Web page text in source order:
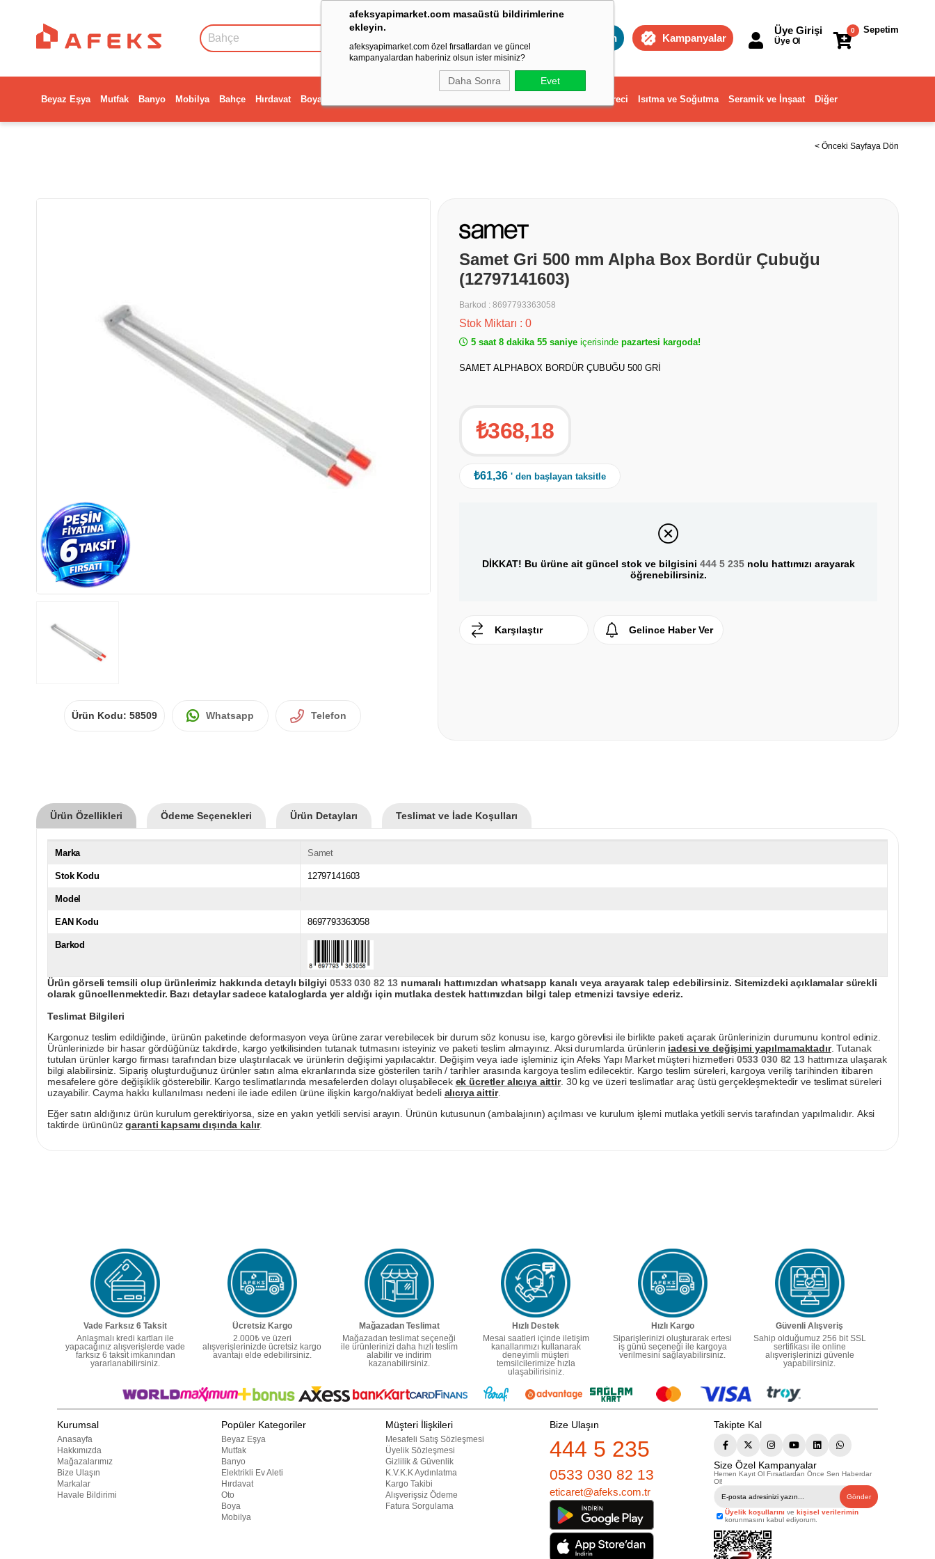
afeksyapimarket.com masaüstü bildirimlerine
ekleyin.
afeksyapimarket.com özel fırsatlardan ve güncel
kampanyalardan haberiniz olsun ister misiniz?
Daha Sonra Evet
Toptan Kampanyalar
Sepetim
0
Üye Girişi
Üye Ol
Beyaz Eşya Mutfak Banyo Mobilya Bahçe Hırdavat Boya Dekorasyon ve Ev Gereci Isıtma ve Soğutma Seramik ve İnşaat Diğer
< Önceki Sayfaya Dön
Ürün Kodu: 58509 Whatsapp Telefon
Samet Gri 500 mm Alpha Box Bordür Çubuğu
(12797141603)
Barkod : 8697793363058
Stok Miktarı : 0
5 saat 8 dakika 54 saniye içerisinde pazartesi kargoda!
SAMET ALPHABOX BORDÜR ÇUBUĞU 500 GRİ
₺368,18
₺61,36 ' den başlayan taksitle
DİKKAT! Bu ürüne ait güncel stok ve bilgisini 444 5 235nolu hattımızı arayarak
öğrenebilirsiniz.
Karşılaştır Gelince Haber Ver
Ürün Özellikleri Ödeme Seçenekleri Ürün Detayları Teslimat ve İade Koşulları
Marka Samet
Stok Kodu 12797141603
Model
EAN Kodu 8697793363058
Barkod
Ürün görseli temsili olup ürünlerimiz hakkında detaylı bilgiyi0533 030 82 13 numaralı hattımızdan whatsapp kanalı veya arayarak talep edebilirsiniz. Sitemizdeki açıklamalar sürekli
olarak güncellenmektedir. Bazı detaylar sadece kataloglarda yer aldığı için mutlaka destek hattımızdan bilgi talep etmenizi tavsiye ederiz.
Teslimat Bilgileri
Kargonuz teslim edildiğinde, ürünün paketinde deformasyon veya ürüne zarar verebilecek bir durum söz konusu ise, kargo görevlisi ile birlikte paketi açarak ürünlerinizin durumunu kontrol ediniz.
Ürünlerinizde bir hasar gördüğünüz takdirde, kargo yetkilisinden tutanak tutmasını isteyiniz ve paketi teslim almayınız. Aksi durumlarda ürünlerin iadesi ve değişimi yapılmamaktadır. Tutanak
tutulan ürünler kargo firması tarafından bize ulaştırılacak ve ürünlerin değişimi yapılacaktır. Değişim veya iade işleminiz için Afeks Yapı Market müşteri hizmetleri 0533 030 82 13hattımıza ulaşarak
bilgi alabilirsiniz. Sipariş oluşturduğunuz ürünler satın alma ekranlarında size gösterilen tarih / tarihler arasında kargoya teslim edilecektir. Kargo teslim süreleri, kargoya veriliş tarihinden itibaren
mesafelere göre değişiklik gösterebilir. Kargo teslimatlarında mesafelerden dolayı oluşabilecek ek ücretler alıcıya aittir. 30 kg ve üzeri teslimatlar araç üstü gerçekleşmektedir ve teslimat süreleri
uzayabilir. Cayma hakkı kullanılması nedeni ile iade edilen ürüne ilişkin kargo/nakliyat bedeli alıcıya aittir.
Eğer satın aldığınız ürün kurulum gerektiriyorsa, size en yakın yetkili servisi arayın. Ürünün kutusunun (ambalajının) açılması ve kurulum işlemi mutlaka yetkili servis tarafından yapılmalıdır. Aksi
taktirde ürününüzgaranti kapsamı dışında kalır.
Vade Farksız 6 Taksit
Anlaşmalı kredi kartları ile
yapacağınız alışverişlerde vade
farksız 6 taksit imkanından
yararlanabilirsiniz.
Ücretsiz Kargo
2.000₺ ve üzeri
alışverişlerinizde ücretsiz kargo
avantajı elde edebilirsiniz.
Mağazadan Teslimat
Mağazadan teslimat seçeneği
ile ürünlerinizi daha hızlı teslim
alabilir ve indirim
kazanabilirsiniz.
Hızlı Destek
Mesai saatleri içinde iletişim
kanallarımızı kullanarak
deneyimli müşteri
temsilcilerimize hızla
ulaşabilirisiniz.
Hızlı Kargo
Siparişlerinizi oluşturarak ertesi
iş günü seçeneği ile kargoya
verilmesini sağlayabilirsiniz.
Güvenli Alışveriş
Sahip olduğumuz 256 bit SSL
sertifikası ile online
alışverişlerinizi güvenle
yapabilirsiniz.
Kurumsal
Anasayfa
Hakkımızda
Mağazalarımız
Bize Ulaşın
Markalar
Havale Bildirimi
Popüler Kategoriler
Beyaz Eşya
Mutfak
Banyo
Elektrikli Ev Aleti
Hırdavat
Oto
Boya
Mobilya
Müşteri İlişkileri
Mesafeli Satış Sözleşmesi
Üyelik Sözleşmesi
Gizlilik & Güvenlik
K.V.K.K Aydınlatma
Kargo Takibi
Alışverişsiz Ödeme
Fatura Sorgulama
Bize Ulaşın
444 5 235
0533 030 82 13
eticaret@afeks.com.tr
Takipte Kal
Size Özel Kampanyalar
Hemen Kayıt Ol Fırsatlardan Önce Sen Haberdar
Ol!
Gönder
Üyelik koşullarını ve kişisel verilerimin
korunmasını kabul ediyorum.